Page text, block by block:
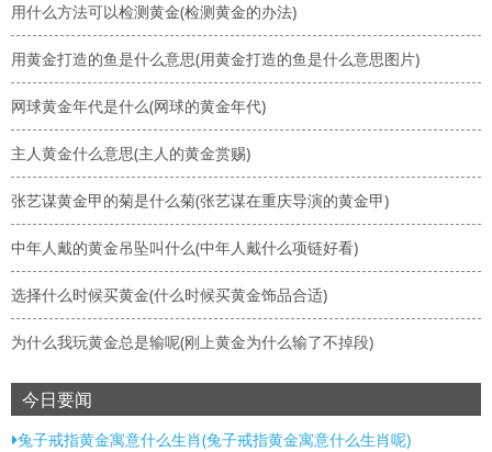
用什么方法可以检测黄金(检测黄金的办法)
用黄金打造的鱼是什么意思(用黄金打造的鱼是什么意思图片)
网球黄金年代是什么(网球的黄金年代)
主人黄金什么意思(主人的黄金赏赐)
张艺谋黄金甲的菊是什么菊(张艺谋在重庆导演的黄金甲)
中年人戴的黄金吊坠叫什么(中年人戴什么项链好看)
选择什么时候买黄金(什么时候买黄金饰品合适)
为什么我玩黄金总是输呢(刚上黄金为什么输了不掉段)
今日要闻
兔子戒指黄金寓意什么生肖(兔子戒指黄金寓意什么生肖呢)